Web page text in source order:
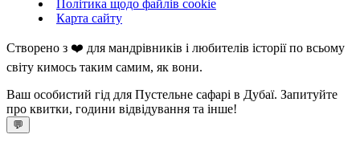
Політика щодо файлів cookie
Карта сайту
Створено з ❤️ для мандрівників і любителів історії по всьому
світу кимось таким самим, як вони.
Ваш особистий гід для Пустельне сафарі в Дубаї. Запитуйте
про квитки, години відвідування та інше!
💬